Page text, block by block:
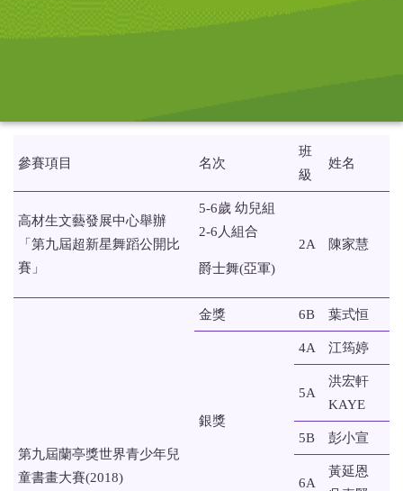
參賽項目 名次
班
級
姓名
高材生文藝發展中心舉辦
「第九屆超新星舞蹈公開比
賽」
5-6歲 幼兒組
2-6人組合
爵士舞(亞軍)
2A 陳家慧
第九屆蘭亭獎世界青少年兒
童書畫大賽(2018)
金獎 6B 葉式恒
銀獎
4A 江筠婷
5A
洪宏軒
KAYE
5B 彭小宣
6A
黃延恩